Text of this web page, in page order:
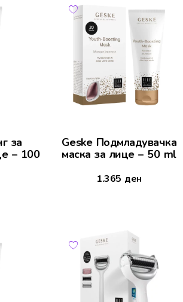
за
– 100
Geske Подмладувачка
маска за лице – 50 ml
1.365 ден